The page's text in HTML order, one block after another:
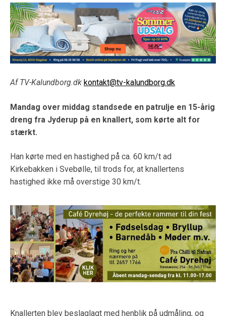
Af TV-Kalundborg.dk kontakt@tv-kalundborg.dk
Mandag over middag standsede en patrulje en 15-årig
dreng fra Jyderup på en knallert, som kørte alt for
stærkt.
Han kørte med en hastighed på ca. 60 km/t ad
Kirkebakken i Svebølle, til trods for, at knallertens
hastighed ikke må overstige 30 km/t.
Knallerten blev beslaglagt med henblik på udmåling, og